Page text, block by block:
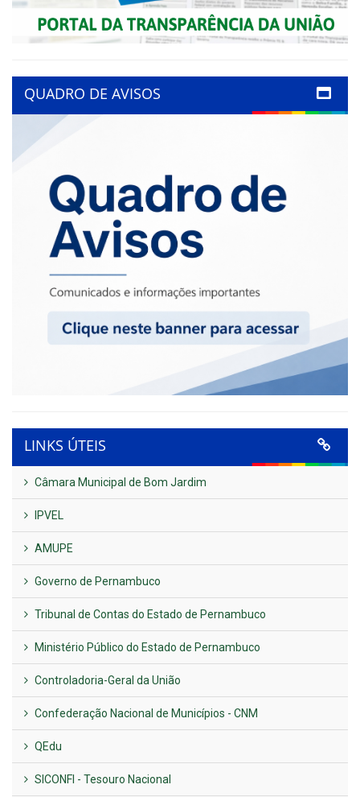
QUADRO DE AVISOS
LINKS ÚTEIS
Câmara Municipal de Bom Jardim
IPVEL
AMUPE
Governo de Pernambuco
Tribunal de Contas do Estado de Pernambuco
Ministério Público do Estado de Pernambuco
Controladoria-Geral da União
Confederação Nacional de Municípios - CNM
QEdu
SICONFI - Tesouro Nacional